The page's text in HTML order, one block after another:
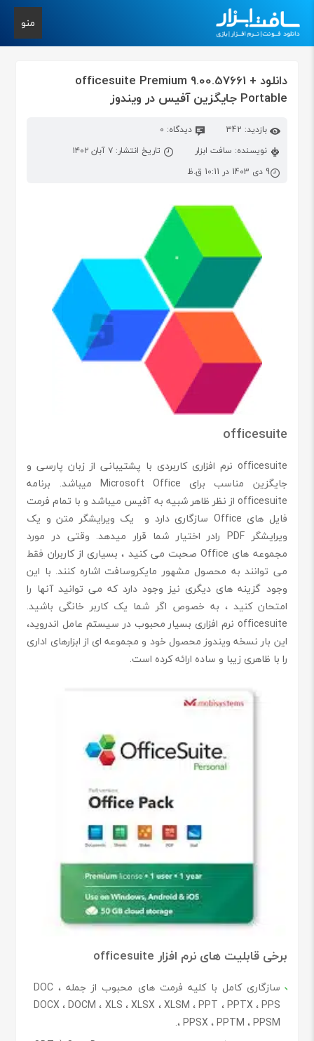
منو
دانلود officesuite Premium 9.00.57661 +
Portable جایگزین آفیس در ویندوز
بازدید: 342
دیدگاه: 0
نویسنده: سافت ابزار
تاریخ انتشار: ۷ آبان ۱۴۰۲
9 دی 1403 در 10:11 ق.ظ
officesuite
officesuite نرم افزاری کاربردی با پشتیبانی از زبان پارسی و
جایگزین مناسب برای Microsoft Office میباشد. برنامه
officesuite از نظر ظاهر شبیه به آفیس میباشد و با تمام فرمت
فایل های Office سازگاری دارد و یک ویرایشگر متن و یک
ویرایشگر PDF رادر اختیار شما قرار میدهد. وقتی در مورد
مجموعه های Office صحبت می کنید ، بسیاری از کاربران فقط
می توانند به محصول مشهور مایکروسافت اشاره کنند. با این
وجود گزینه های دیگری نیز وجود دارد که می توانید آنها را
امتحان کنید ، به خصوص اگر شما یک کاربر خانگی باشید.
officesuite نرم افزاری بسیار محبوب در سیستم عامل اندروید،
این بار نسخه ویندوز محصول خود و مجموعه ای از ابزارهای اداری
را با ظاهری زیبا و ساده ارائه کرده است.
برخی قابلیت های نرم افزار officesuite
سازگاری کامل با کلیه فرمت های محبوب از جمله DOC ،
DOCX ، DOCM ، XLS ، XLSX ، XLSM ، PPT ، PPTX ، PPS
، PPSX ، PPTM ، PPSM.